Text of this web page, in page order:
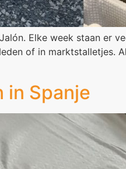
Elke week staan er
of in marktstalletjes.
in Spanje